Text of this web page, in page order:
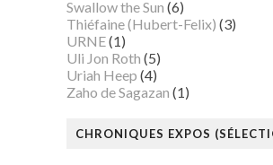
Swallow the Sun (6)
Thiéfaine (Hubert-Felix) (3)
URNE(1)
Uli Jon Roth (5)
Uriah Heep (4)
Zaho de Sagazan (1)
CHRONIQUES EXPOS